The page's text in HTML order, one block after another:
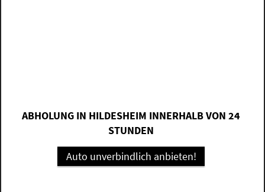
ABHOLUNG IN HILDESHEIM INNERHALB VON 24
STUNDEN
Auto unverbindlich anbieten!